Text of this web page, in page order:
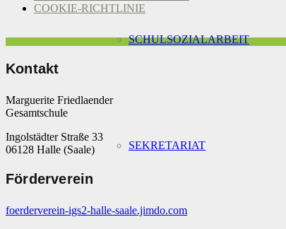
SCHULSOZIALARBEIT
SEKRETARIAT
COOKIE-RICHTLINIE
Kontakt
Marguerite Friedlaender
Gesamtschule
Ingolstädter Straße 33
06128 Halle (Saale)
Förderverein
foerderverein-igs2-halle-saale.jimdo.com